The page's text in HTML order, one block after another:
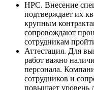
НРС. Внесение
подтверждает их
крупным
сопровождают
сотрудникам
Аттестация. Для
работ важно
персонала.
сотрудников и
повышает уровень